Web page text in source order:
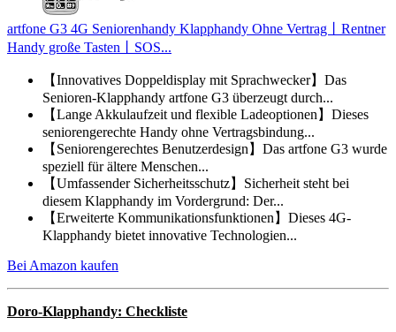
artfone G3 4G Seniorenhandy Klapphandy Ohne Vertrag丨Rentner
Handy große Tasten丨SOS...
【Innovatives Doppeldisplay mit Sprachwecker】Das
Senioren-Klapphandy artfone G3 überzeugt durch...
【Lange Akkulaufzeit und flexible Ladeoptionen】Dieses
seniorengerechte Handy ohne Vertragsbindung...
【Seniorengerechtes Benutzerdesign】Das artfone G3 wurde
speziell für ältere Menschen...
【Umfassender Sicherheitsschutz】Sicherheit steht bei
diesem Klapphandy im Vordergrund: Der...
【Erweiterte Kommunikationsfunktionen】Dieses 4G-
Klapphandy bietet innovative Technologien...
Bei Amazon kaufen
Doro-Klapphandy: Checkliste